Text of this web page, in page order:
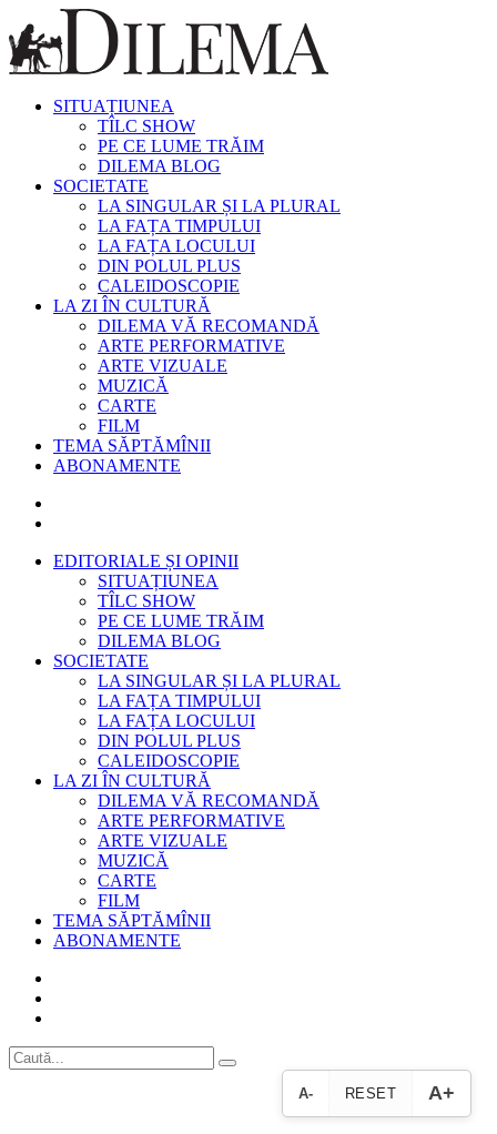
SITUAȚIUNEA
TÎLC SHOW
PE CE LUME TRĂIM
DILEMA BLOG
SOCIETATE
LA SINGULAR ȘI LA PLURAL
LA FAȚA TIMPULUI
LA FAȚA LOCULUI
DIN POLUL PLUS
CALEIDOSCOPIE
LA ZI ÎN CULTURĂ
DILEMA VĂ RECOMANDĂ
ARTE PERFORMATIVE
ARTE VIZUALE
MUZICĂ
CARTE
FILM
TEMA SĂPTĂMÎNII
ABONAMENTE
EDITORIALE ȘI OPINII
SITUAȚIUNEA
TÎLC SHOW
PE CE LUME TRĂIM
DILEMA BLOG
SOCIETATE
LA SINGULAR ȘI LA PLURAL
LA FAȚA TIMPULUI
LA FAȚA LOCULUI
DIN POLUL PLUS
CALEIDOSCOPIE
LA ZI ÎN CULTURĂ
DILEMA VĂ RECOMANDĂ
ARTE PERFORMATIVE
ARTE VIZUALE
MUZICĂ
CARTE
FILM
TEMA SĂPTĂMÎNII
ABONAMENTE
A- RESET A+